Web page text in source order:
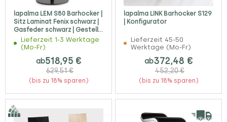
lapalma LEM S80 Barhocker |
Sitz Laminat Fenix schwarz |
Gasfeder schwarz | Gestell
schwarz
Lieferzeit 1-3 Werktage
(Mo-Fr)
ab518,95 €
629,51 €
(bis zu 18% sparen)
lapalma LINK Barhocker S129
| Konfigurator
Lieferzeit 45-50
Werktage (Mo-Fr)
ab372,48 €
452,20 €
(bis zu 18% sparen)